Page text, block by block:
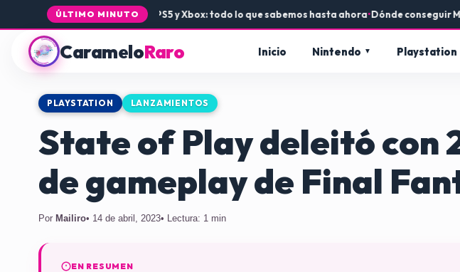
ÚLTIMO MINUTO
La llegada de Rogue Core a PS5 y Xbox: todo lo que sabemos hasta ahora•Dónde conseguir
CarameloRaro Inicio Nintendo Playstation
PLAYSTATION LANZAMIENTOS
State of Play deleitó con
de gameplay de Final
Por Mailiro• 14 de abril, 2023• Lectura: 1 min
EN RESUMEN